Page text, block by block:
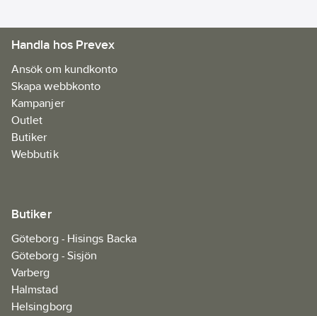
Handla hos Prevex
Ansök om kundkonto
Skapa webbkonto
Kampanjer
Outlet
Butiker
Webbutik
Butiker
Göteborg - Hisings Backa
Göteborg - Sisjön
Varberg
Halmstad
Helsingborg